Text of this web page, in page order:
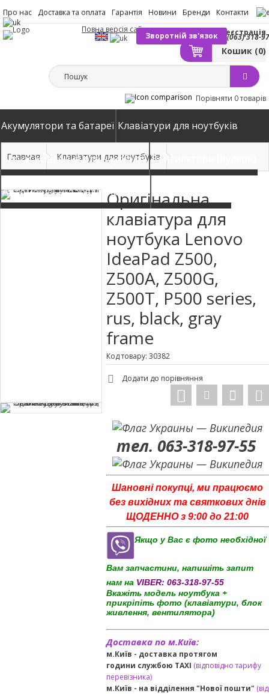
Про нас Доставка та оплата Гарантія Новини Бренди Контакти
(063) 318-
Зворотній зв'язок
Вхід Реєстрація
Кошик (0)
Повна версія сайту
Порівняти 0 товарів
Акумулятори та батареї Клавіатури для ноутбуків
Блоки живлення для ноутбуків Вентилятори (Кулери)
Автомобільні зарядні пристрої
Главная Клавіатури для ноутбуків
Оригінальна
клавіатура для
ноутбука Lenovo
IdeaPad Z500,
Z500A, Z500G,
Z500T, P500 series,
rus, black, gray
frame
Код товару: 30382
Додати до порівняння
тел. 063-318-97-55
Шановні покупці, ми працюємо
без вихідних та святкових днів
ЩОДЕННО з 9:00 до 21:00
Якщо у Вас є фото необхідної
Вам запчастини, напишіть запит
нам на VIBER: 063-318-97-55
Вкажіть модель ноутбука +
прикріпіть фото (клавіатури, блок
живлення, вентилятора)
Доставка по м.Київ:
м.Київ - доставка протягом
години службою TAXI (відповідно тарифу
перевізника)
м.Київ - на відділення "Нової пошти" (від